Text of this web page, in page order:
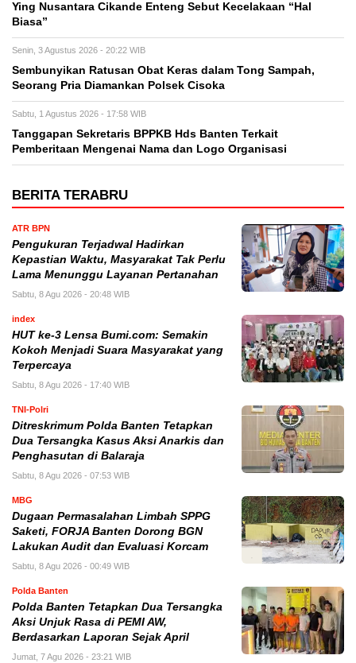
Ying Nusantara Cikande Enteng Sebut Kecelakaan “Hal
Biasa”
Senin, 3 Agustus 2026 - 20:22 WIB
Sembunyikan Ratusan Obat Keras dalam Tong Sampah,
Seorang Pria Diamankan Polsek Cisoka
Sabtu, 1 Agustus 2026 - 17:58 WIB
Tanggapan Sekretaris BPPKB Hds Banten Terkait
Pemberitaan Mengenai Nama dan Logo Organisasi
BERITA TERABRU
ATR BPN
Pengukuran Terjadwal Hadirkan
Kepastian Waktu, Masyarakat Tak Perlu
Lama Menunggu Layanan Pertanahan
Sabtu, 8 Agu 2026 - 20:48 WIB
index
HUT ke-3 Lensa Bumi.com: Semakin
Kokoh Menjadi Suara Masyarakat yang
Terpercaya
Sabtu, 8 Agu 2026 - 17:40 WIB
TNI-Polri
Ditreskrimum Polda Banten Tetapkan
Dua Tersangka Kasus Aksi Anarkis dan
Penghasutan di Balaraja
Sabtu, 8 Agu 2026 - 07:53 WIB
MBG
Dugaan Permasalahan Limbah SPPG
Saketi, FORJA Banten Dorong BGN
Lakukan Audit dan Evaluasi Korcam
Sabtu, 8 Agu 2026 - 00:49 WIB
Polda Banten
Polda Banten Tetapkan Dua Tersangka
Aksi Unjuk Rasa di PEMI AW,
Berdasarkan Laporan Sejak April
Jumat, 7 Agu 2026 - 23:21 WIB